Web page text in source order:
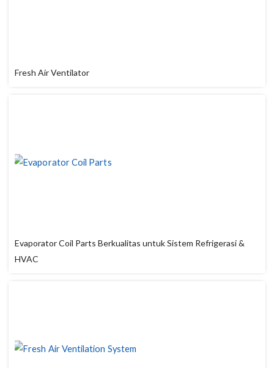
Fresh Air Ventilator
Evaporator Coil Parts Berkualitas untuk Sistem Refrigerasi &
HVAC